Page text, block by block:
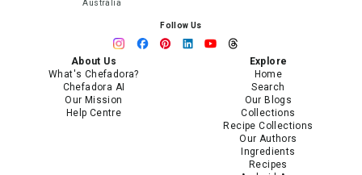
Australia
Follow Us
About Us
What's Chefadora?
Chefadora AI
Our Mission
Help Centre
Explore
Home
Search
Our Blogs
Collections
Recipe Collections
Our Authors
Ingredients
Recipes